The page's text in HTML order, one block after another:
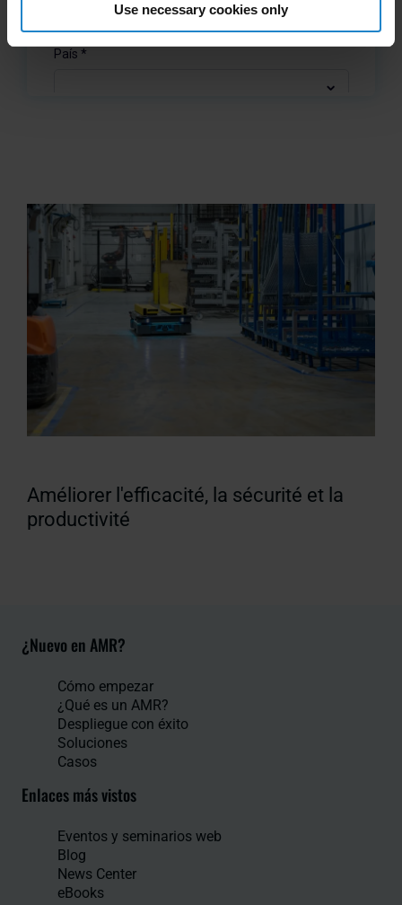
Use necessary cookies only
Améliorer l'efficacité, la sécurité et la
productivité
¿Nuevo en AMR?
Cómo empezar
¿Qué es un AMR?
Despliegue con éxito
Soluciones
Casos
Enlaces más vistos
Eventos y seminarios web
Blog
News Center
eBooks